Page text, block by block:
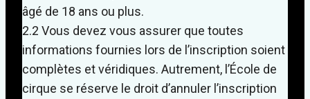
âgé de 18 ans ou plus.
2.2 Vous devez vous assurer que toutes
informations fournies lors de l’inscription soient
complètes et véridiques. Autrement, l’École de
cirque se réserve le droit d’annuler l’inscription